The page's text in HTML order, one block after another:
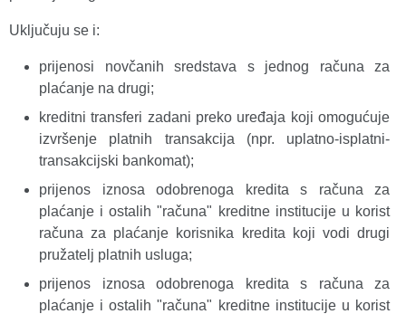
Uključuju se i:
prijenosi novčanih sredstava s jednog računa za
plaćanje na drugi;
kreditni transferi zadani preko uređaja koji omogućuje
izvršenje platnih transakcija (npr. uplatno-isplatni-
transakcijski bankomat);
prijenos iznosa odobrenoga kredita s računa za
plaćanje i ostalih "računa" kreditne institucije u korist
računa za plaćanje korisnika kredita koji vodi drugi
pružatelj platnih usluga;
prijenos iznosa odobrenoga kredita s računa za
plaćanje i ostalih "računa" kreditne institucije u korist